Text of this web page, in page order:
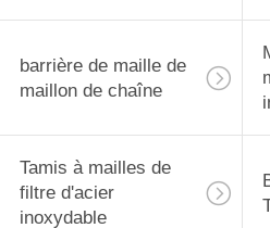
barrière de maille de
maillon de chaîne
Tamis à mailles de
filtre d'acier
inoxydable